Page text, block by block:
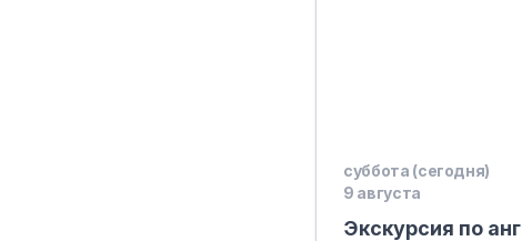
суббота (сегодня)
9 августа
Экскурсия по